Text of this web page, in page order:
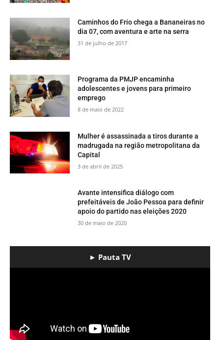
​Caminhos do Frio chega a Bananeiras no
dia 07, com aventura e arte na serra
31 de julho de 2017
​Programa da PMJP encaminha
adolescentes e jovens para primeiro
emprego
8 de maio de 2022
Mulher é assassinada a tiros durante a
madrugada na região metropolitana da
Capital
3 de abril de 2025
Avante intensifica diálogo com
prefeitáveis de João Pessoa para definir
apoio do partido nas eleições 2020
30 de maio de 2020
► Pauta TV